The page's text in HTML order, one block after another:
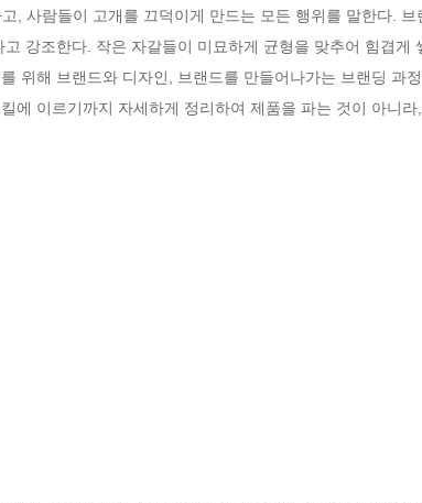
, 사람들이 고개를 끄덕이게 만드는 모든 행위를 말한다. 브
강조한다. 작은 자갈들이 미묘하게 균형을 맞추어 힘겹게
위해 브랜드와 디자인, 브랜드를 만들어나가는 브랜딩 과
이르기까지 자세하게 정리하여 제품을 파는 것이 아니라,